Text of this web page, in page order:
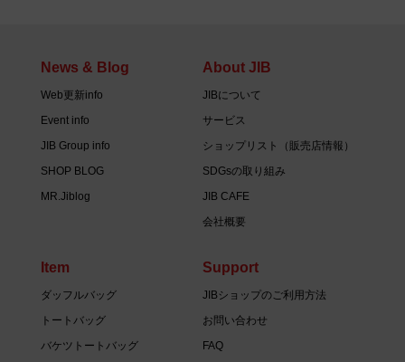
News & Blog
Web更新info
Event info
JIB Group info
SHOP BLOG
MR.Jiblog
About JIB
JIBについて
サービス
ショップリスト（販売店情報）
SDGsの取り組み
JIB CAFE
会社概要
Item
ダッフルバッグ
トートバッグ
バケツトートバッグ
Support
JIBショップのご利用方法
お問い合わせ
FAQ